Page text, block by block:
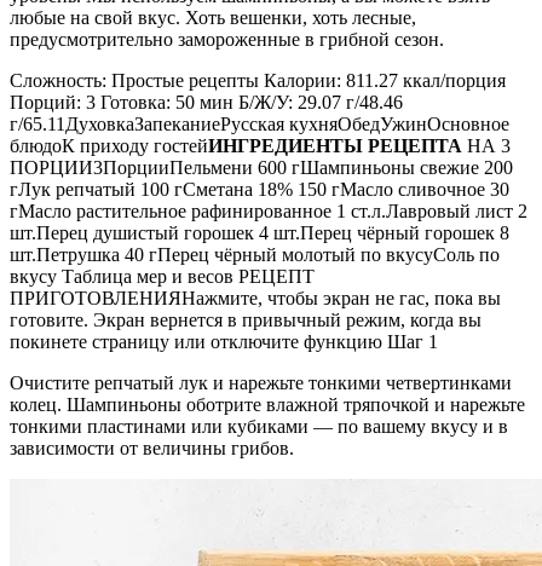
любые на свой вкус. Хоть вешенки, хоть лесные,
предусмотрительно замороженные в грибной сезон.
Сложность: Простые рецепты Калории: 811.27 ккал/порция
Порций: 3 Готовка: 50 мин Б/Ж/У: 29.07 г/48.46
г/65.11ДуховкаЗапеканиеРусская кухняОбедУжинОсновное
блюдоК приходу гостейИНГРЕДИЕНТЫ РЕЦЕПТА НА 3
ПОРЦИИ3ПорцииПельмени 600 гШампиньоны свежие 200
гЛук репчатый 100 гСметана 18% 150 гМасло сливочное 30
гМасло растительное рафинированное 1 ст.л.Лавровый лист 2
шт.Перец душистый горошек 4 шт.Перец чёрный горошек 8
шт.Петрушка 40 гПерец чёрный молотый по вкусуСоль по
вкусу Таблица мер и весов РЕЦЕПТ
ПРИГОТОВЛЕНИЯНажмите, чтобы экран не гас, пока вы
готовите. Экран вернется в привычный режим, когда вы
покинете страницу или отключите функцию Шаг 1
Очистите репчатый лук и нарежьте тонкими четвертинками
колец. Шампиньоны оботрите влажной тряпочкой и нарежьте
тонкими пластинами или кубиками — по вашему вкусу и в
зависимости от величины грибов.